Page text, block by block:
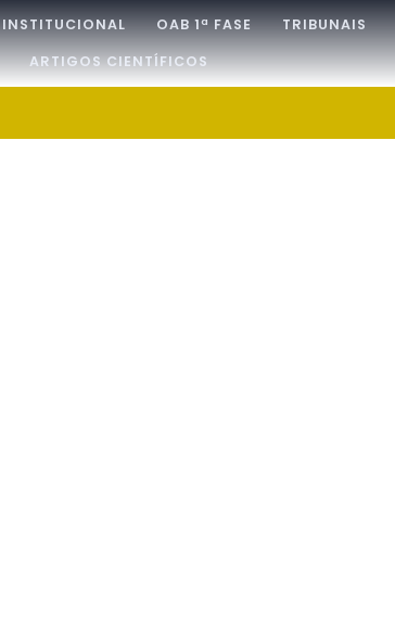
INSTITUCIONAL OAB 1ª FASE TRIBUNAIS
ARTIGOS CIENTÍFICOS